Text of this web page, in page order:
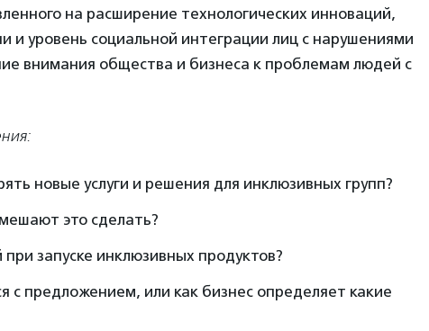
на расширение технологических инноваций,
и уровень социальной интеграции лиц с нарушениями
внимания общества и бизнеса к проблемам людей с
новые услуги и решения для инклюзивных групп?
это сделать?
запуске инклюзивных продуктов?
с предложением, или как бизнес определяет какие